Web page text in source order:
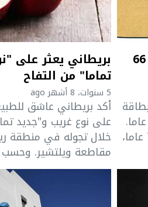
بريطاني يتلقى بطاقة بريدية بعد 66
بريدية ظلت ضائعة عنه ولم تصله منذ 66 عاما.
وأعرب كريس هارمون، البالغ من العمر 75 عاما،
بريطاني يعثر على
تماما" من التفاح
5 سنوات، 8 أشهر ago
أكد بريطاني عاشق
على نوع غريب و"جديد
خلال تجوله في منطقة
مقاطعة ويلتشير.